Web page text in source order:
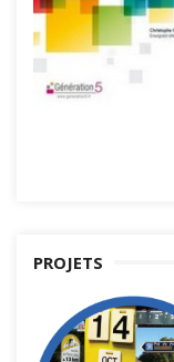
PROJETS